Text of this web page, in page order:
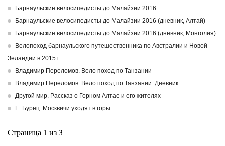
Барнаульские велосипедисты до Малайзии 2016
Барнаульские велосипедисты до Малайзии 2016 (дневник, Алтай)
Барнаульские велосипедисты до Малайзии 2016 (дневник, Монголия)
Велопоход барнаульского путешественника по Австралии и Новой
Зеландии в 2015 г.
Владимир Переломов. Вело поход по Танзании
Владимир Переломов. Вело поход по Танзании. Дневник.
Другой мир. Рассказ о Горном Алтае и его жителях
Е. Бурец. Москвичи уходят в горы
Страница 1 из 3